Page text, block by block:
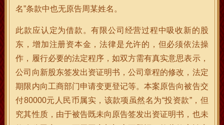
名”条款中也无原告周某姓名。
此款应认定为借款。有限公司经营过程中吸收新的股
东，增加注册资本金，法律是允许的，但必须依法操
作，履行必要的法定程序，如双方需有真实意思表示，
公司向新股东签发出资证明书，公司章程的修改，法定
期限内向工商部门申请变更登记等。本案原告向被告交
付80000元人民币属实，该款项虽然名为“投资款”，但
究其性质，由于被告既未向原告签发出资证明书，也未